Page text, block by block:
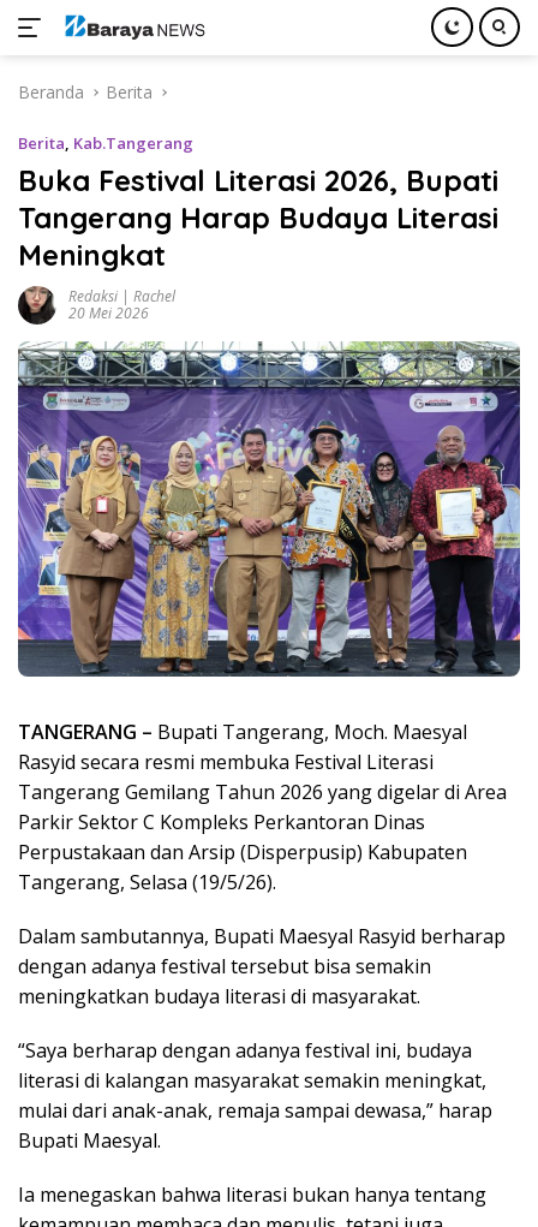
Beranda Berita
Berita, Kab.Tangerang
Buka Festival Literasi 2026, Bupati
Tangerang Harap Budaya Literasi
Meningkat
Redaksi | Rachel
20 Mei 2026
TANGERANG – Bupati Tangerang, Moch. Maesyal
Rasyid secara resmi membuka Festival Literasi
Tangerang Gemilang Tahun 2026 yang digelar di Area
Parkir Sektor C Kompleks Perkantoran Dinas
Perpustakaan dan Arsip (Disperpusip) Kabupaten
Tangerang, Selasa (19/5/26).
Dalam sambutannya, Bupati Maesyal Rasyid berharap
dengan adanya festival tersebut bisa semakin
meningkatkan budaya literasi di masyarakat.
“Saya berharap dengan adanya festival ini, budaya
literasi di kalangan masyarakat semakin meningkat,
mulai dari anak-anak, remaja sampai dewasa,” harap
Bupati Maesyal.
Ia menegaskan bahwa literasi bukan hanya tentang